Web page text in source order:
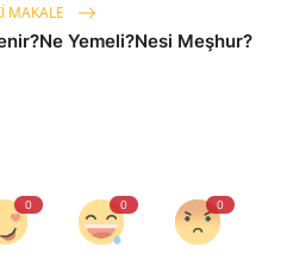
MAKALE
Yemeli?Nesi Meşhur?
0 0 0